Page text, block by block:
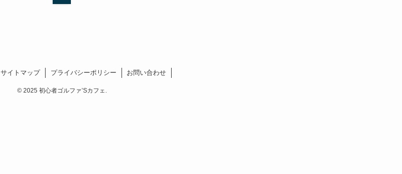
サイトマップ プライバシーポリシー お問い合わせ
©2025 初心者ゴルファ’Sカフェ.